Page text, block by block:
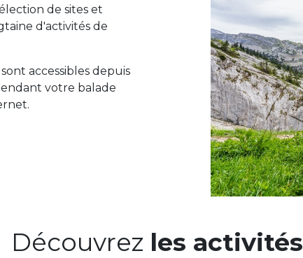
de sites et
d'activités de
accessibles depuis
votre balade
Découvrez les activités